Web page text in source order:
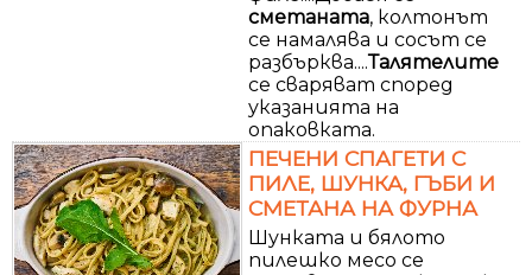
сметаната, колтонът
се намалява и сосът се
разбърква....Талятелите
се сваряват според
указанията на
опаковката.
ПЕЧЕНИ СПАГЕТИ С
ПИЛЕ, ШУНКА, ГЪБИ И
СМЕТАНА НА ФУРНА
Шунката и бялото
пилешко месо се